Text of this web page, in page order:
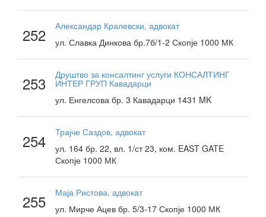
252
Александар Кралевски, адвокат
ул. Славка Динкова бр.7б/1-2 Скопје 1000 МК
253 Друштво за консалтинг услуги КОНСАЛТИНГ
ИНТЕР ГРУП Кавадарци
ул. Енгелсова бр. 3 Кавадарци 1431 MK
254
Трајче Саздов, адвокат
ул. 164 бр. 22, вл. 1/ст 23, ком. EAST GATE
Скопје 1000 МК
255
Маја Ристова, адвокат
ул. Мирче Ацев бр. 5/3-17 Скопје 1000 МК